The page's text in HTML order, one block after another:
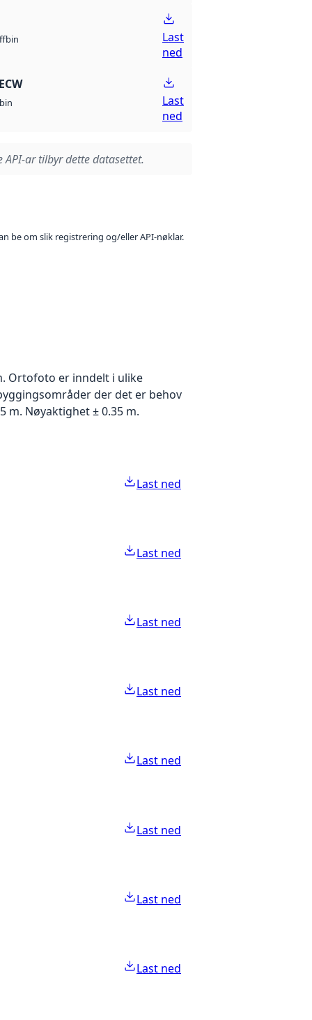
bin
Last
ned
bin
Last
ned
API-ar tilbyr dette datasettet.
be om slik registrering og/eller API-nøklar.
Ortofoto er inndelt i ulike
der det er behov
m. Nøyaktighet ± 0.35 m.
Last ned
Last ned
Last ned
Last ned
Last ned
Last ned
Last ned
Last ned